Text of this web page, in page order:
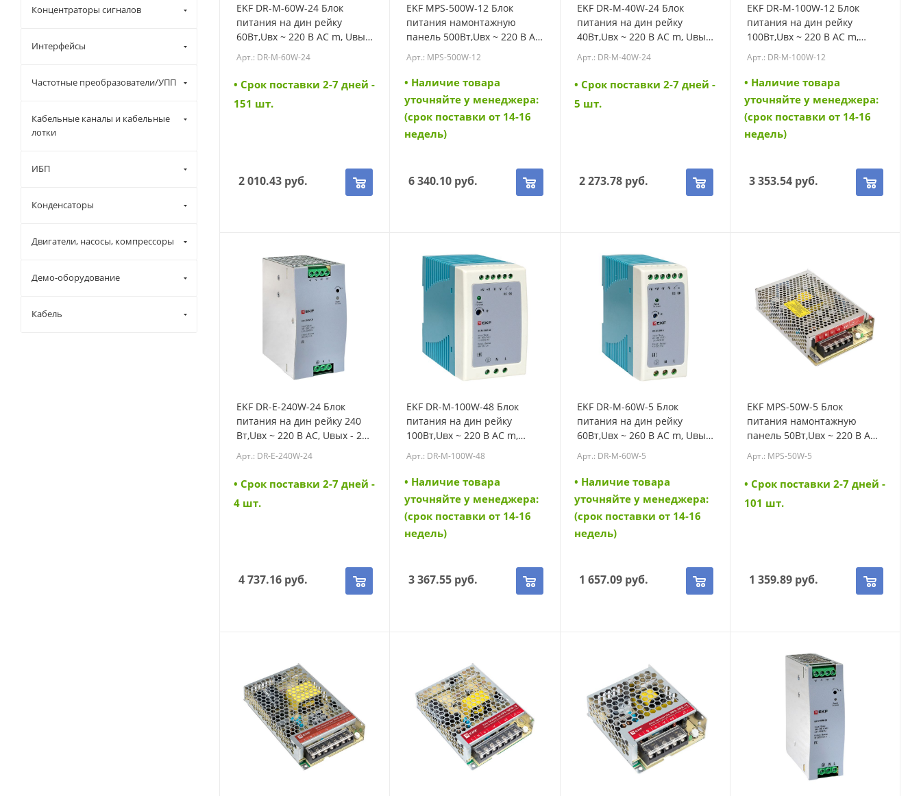
EKF DR-M-60W-24 Блок
питания на дин рейку
60Вт,Uвх ~ 220 В AC m, Uвых
- 24 В DC постоянного тока
(DR-M-60W-24)
Арт.: DR-M-60W-24
• Cрок поставки 2-7 дней -
151 шт.
2 010.43 руб.
EKF MPS-500W-12 Блок
питания намонтажную
панель 500Вт,Uвх ~ 220 В AC
m, Uвых - 12 В DC
постоянного тока (MPS-
500W-12)
Арт.: MPS-500W-12
• Наличие товара
уточняйте у менеджера:
(срок поставки от 14-16
недель)
6 340.10 руб.
EKF DR-M-40W-24 Блок
питания на дин рейку
40Вт,Uвх ~ 220 В AC m, Uвых
- 24 В DC постоянного тока
(DR-M-40W-24)
Арт.: DR-M-40W-24
• Cрок поставки 2-7 дней -
5 шт.
2 273.78руб.
EKF DR-M-100W-12 Блок
питания на дин рейку
100Вт,Uвх ~ 220 В AC m,
Uвых - 12 В DC постоянного
тока (DR-M-100W-12)
Арт.: DR-M-100W-12
• Наличие товара
уточняйте у менеджера:
(срок поставки от 14-16
недель)
3 353.54руб.
EKF DR-E-240W-24 Блок
питания на дин рейку 240
Вт,Uвх ~ 220 В AC, Uвых - 24
В DC постоянного тока (DR-
E-240W-24)
Арт.: DR-E-240W-24
• Cрок поставки 2-7 дней -
4 шт.
4 737.16 руб.
EKF DR-M-100W-48 Блок
питания на дин рейку
100Вт,Uвх ~ 220 В AC m,
Uвых - 48 В DC постоянного
тока (DR-M-100W-48)
Арт.: DR-M-100W-48
• Наличие товара
уточняйте у менеджера:
(срок поставки от 14-16
недель)
3 367.55 руб.
EKF DR-M-60W-5 Блок
питания на дин рейку
60Вт,Uвх ~ 260 В AC m, Uвых
- 5 В DC постоянного тока
(DR-M-60W-5)
Арт.: DR-M-60W-5
• Наличие товара
уточняйте у менеджера:
(срок поставки от 14-16
недель)
1 657.09руб.
EKF MPS-50W-5 Блок
питания намонтажную
панель 50Вт,Uвх ~ 220 В AC
m, Uвых - 5 В DC
постоянного тока (MPS-50W-
5)
Арт.: MPS-50W-5
• Cрок поставки 2-7 дней -
101 шт.
1 359.89руб.
Концентраторы сигналов
Интерфейсы
Частотные преобразователи/УПП
Кабельные каналы и кабельные
лотки
ИБП
Конденсаторы
Двигатели, насосы, компрессоры
Демо-оборудование
Кабель